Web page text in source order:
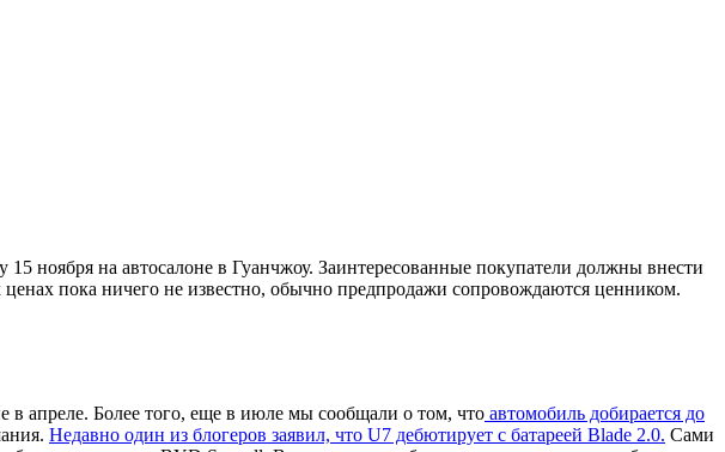
ноября на автосалоне в Гуанчжоу. Заинтересованные покупатели должны внести
пока ничего не известно, обычно предпродажи сопровождаются ценником.
в апреле. Более того, еще в июле мы сообщали о том, что автомобиль добирается до
Недавно один из блогеров заявил, что U7 дебютирует с батареей Blade 2.0. Сами